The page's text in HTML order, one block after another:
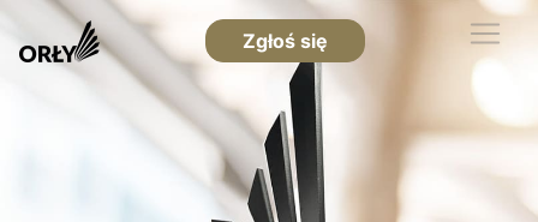
Zgłoś się